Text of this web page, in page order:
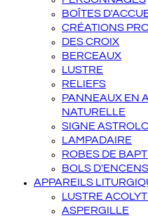
BOÎTES
CRÉATIONS
DES CROIX
BERCEAUX
LUSTRE
RELIEFS
PANNEAUX EN
NATURELLE
SIGNE
LAMPADAIRE
ROBES DE
BOLS D'ENCENS
APPAREILS
LUSTRE
ASPERGILLE